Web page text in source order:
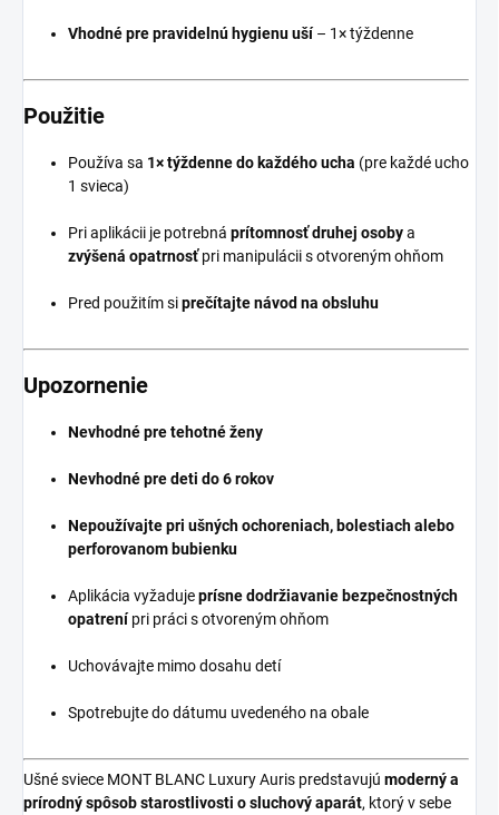
Vhodné pre pravidelnú hygienu uší– 1× týždenne
Použitie
Používa sa 1× týždenne do každého ucha (pre každé ucho
1 svieca)
Pri aplikácii je potrebná prítomnosť druhej osobya
zvýšená opatrnosťpri manipulácii s otvoreným ohňom
Pred použitím siprečítajte návod na obsluhu
Upozornenie
Nevhodné pre tehotné ženy
Nevhodné pre deti do 6 rokov
Nepoužívajte pri ušných ochoreniach, bolestiach alebo
perforovanom bubienku
Aplikácia vyžadujeprísne dodržiavanie bezpečnostných
opatrenípri práci s otvoreným ohňom
Uchovávajte mimo dosahu detí
Spotrebujte do dátumu uvedeného na obale
Ušné sviece MONT BLANC Luxury Auris predstavujú moderný a
prírodný spôsob starostlivosti o sluchový aparát, ktorý v sebe